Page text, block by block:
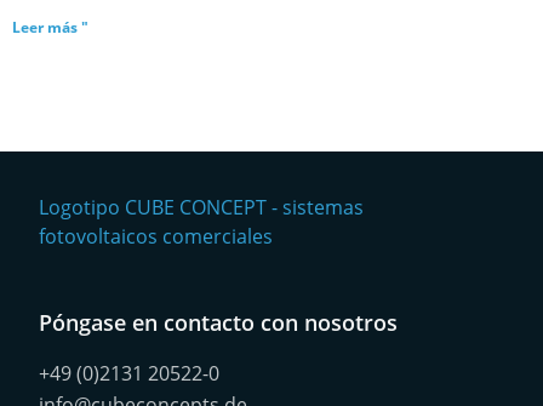
Leer más "
Póngase en contacto con nosotros
+49 (0)2131 20522-0